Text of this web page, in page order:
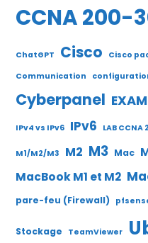
CCNA 200-
ChatGPT Cisco Cisco
Communication
Cyberpanel
IPv4 vs IPv6 IPv6 LAB CCNA
M1/M2/M3 M2 M3 Mac
MacBook M1 et M2
pare-feu (Firewall)
Stockage TeamViewer